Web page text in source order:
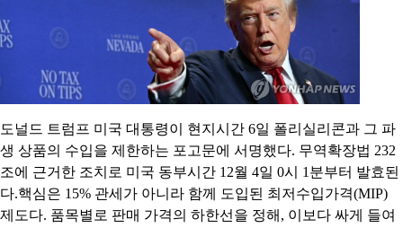
도널드 트럼프 미국 대통령이 현지시간 6일 폴리실리콘과 그 파
생 상품의 수입을 제한하는 포고문에 서명했다. 무역확장법 232
조에 근거한 조치로 미국 동부시간 12월 4일 0시 1분부터 발효된
다.핵심은 15% 관세가 아니라 함께 도입된 최저수입가격(MIP)
제도다. 품목별로 판매 가격의 하한선을 정해, 이보다 싸게 들여